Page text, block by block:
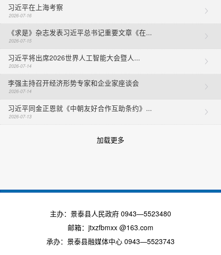
习近平在上海考察
2026-07-16
《求是》杂志发表习近平总书记重要文章《在...
2026-07-15
习近平将出席2026世界人工智能大会暨人...
2026-07-14
李强主持召开经济形势专家和企业家座谈会
2026-07-14
习近平同金正恩就《中朝友好合作互助条约》...
2026-07-13
加载更多
主办：景泰县人民政府 0943—5523480
邮箱：jtxzfbmxx @163.com
承办：景泰县融媒体中心 0943—5523743